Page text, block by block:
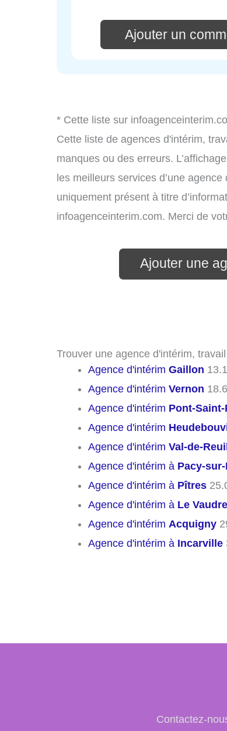
Ajouter un
* Cette liste sur
Cette liste de agences d'intérim,
manques ou des erreurs.
les meilleurs services d’une
uniquement présent à titre
infoagenceinterim.com. Merci de
Ajouter une
Trouver une agence d'intérim,
Agence d'intérim Gaillon
Agence d'intérim Vernon
Agence d'intérim Pont-
Agence d'intérim
Agence d'intérim Val-de-Reuil
Agence d'intérim à Pacy-
Agence d'intérim à Pîtres
Agence d'intérim à Le
Agence d'intérim Acquigny
Agence d'intérim à Incarville
Contactez-